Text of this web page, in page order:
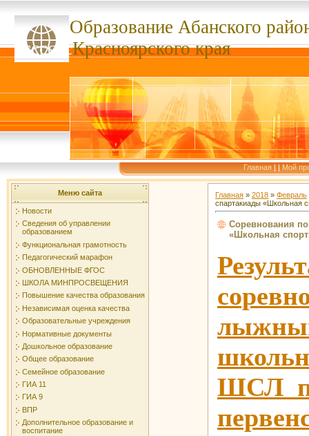
Образование Абанского
сссссссКрасноярского края
Главная | | Мой
Меню сайта
Новости
Сведения об управлении
образованием
Функциональная грамотность
Педагогический марафон
ОБНОВЛЕННЫЕ ФГОС
ШКОЛА МИНПРОСВЕЩЕНИЯ
Повышение качества образования
Независимая оценка качества
Образовательные учреждения
Нормативные документы
Дошкольное образование
Общее образование
Семейное образование
ГИА 11
ГИА 9
ВПР
Дополнительное образование и
воспитание
Главная » 2018 » Февраль
спартакиады «Школьная
Соревнования
«Школьная
ШСЛ